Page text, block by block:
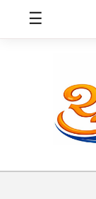
स्वास्थ्य
☰